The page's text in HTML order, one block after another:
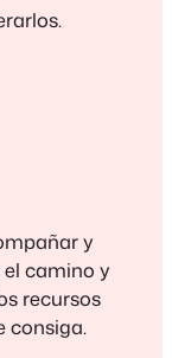
y
camino y
recursos
consiga.